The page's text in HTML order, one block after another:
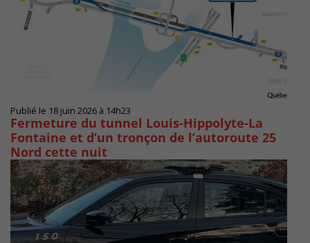
Publié le 18 juin 2026 à 14h23
Fermeture du tunnel Louis-Hippolyte-La
Fontaine et d’un tronçon de l’autoroute 25
Nord cette nuit